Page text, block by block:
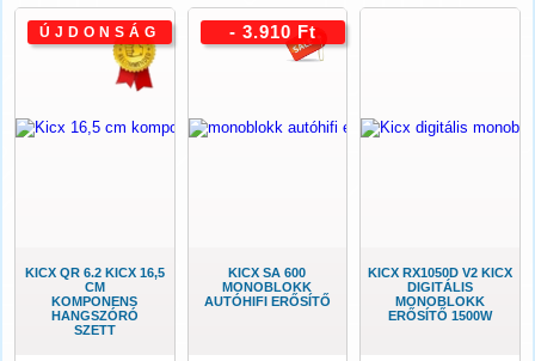
KICX QR 6.2 KICX 16,5
CM
KOMPONENS
HANGSZÓRÓ
SZETT
ÚJDONSÁG
KICX SA 600
MONOBLOKK
AUTÓHIFI ERŐSÍTŐ
- 3.910 Ft
KICX RX1050D V2 KICX
DIGITÁLIS
MONOBLOKK
ERŐSÍTŐ 1500W